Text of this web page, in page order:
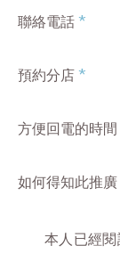
聯絡電話 *
預約分店 *
方便回電的時間
如何得知此推廣
本人已經